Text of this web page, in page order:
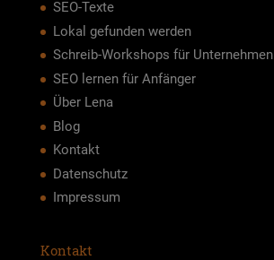
SEO-Texte
Lokal gefunden werden
Schreib-Workshops für Unternehmen
SEO lernen für Anfänger
Über Lena
Blog
Kontakt
Datenschutz
Impressum
Kontakt